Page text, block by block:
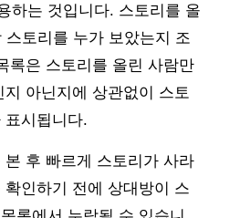
하는 것입니다. 스토리를 올
스토리를 누가 보았는지 조
록은 스토리를 올린 사람만
아닌지에 상관없이 스토
표시됩니다.
후 빠르게 스토리가 사라
인하기 전에 상대방이 스